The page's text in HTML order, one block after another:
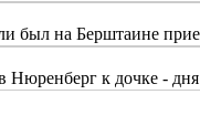
был на Берштаине
к дочке -